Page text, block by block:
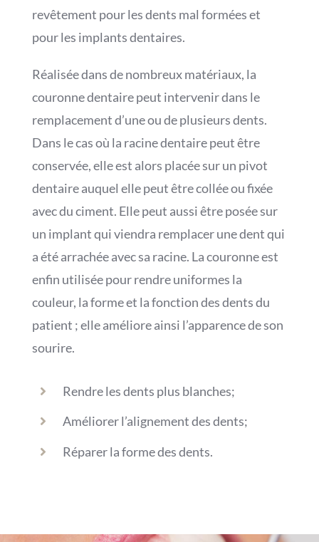
revêtement pour les dents mal formées et
pour les implants dentaires.
Réalisée dans de nombreux matériaux, la
couronne dentaire peut intervenir dans le
remplacement d’une ou de plusieurs dents.
Dans le cas où la racine dentaire peut être
conservée, elle est alors placée sur un pivot
dentaire auquel elle peut être collée ou fixée
avec du ciment. Elle peut aussi être posée sur
un implant qui viendra remplacer une dent qui
a été arrachée avec sa racine. La couronne est
enfin utilisée pour rendre uniformes la
couleur, la forme et la fonction des dents du
patient ; elle améliore ainsi l’apparence de son
sourire.
Rendre les dents plus blanches;
Améliorer l’alignement des dents;
Réparer la forme des dents.